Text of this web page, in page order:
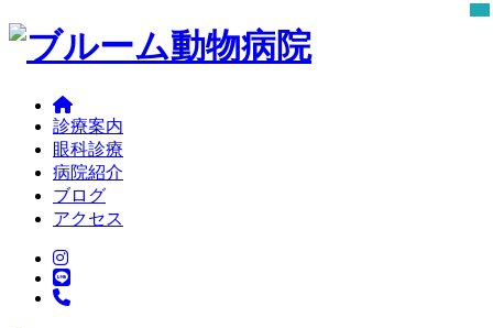
診療案内
眼科診療
病院紹介
ブログ
アクセス